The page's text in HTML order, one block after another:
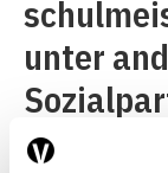
unter
auf die